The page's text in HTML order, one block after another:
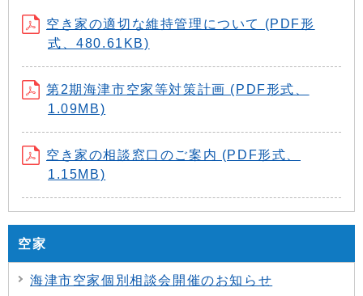
空き家の適切な維持管理について (PDF形
式、480.61KB)
第2期海津市空家等対策計画 (PDF形式、
1.09MB)
空き家の相談窓口のご案内 (PDF形式、
1.15MB)
空家
海津市空家個別相談会開催のお知らせ